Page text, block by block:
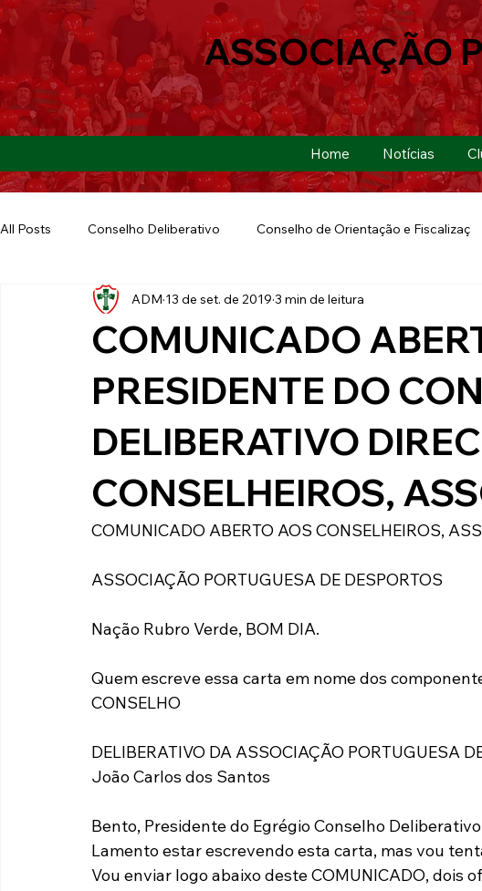
Home Notícias
ASSOCIAÇÃO
All Posts Conselho Deliberativo Conselho de Orientação e Fiscalizaç
Ação Social Futebol Americano Copa São Paulo
Futebol de Base Futebol de Quintal Lusa Run
Paulista A2 2019 Portuguesas pelo Brasil Ouvidoria
COMUNICADO
PRESIDENTE DO
DELIBERATIVO
CONSELHEIROS,
ADM 13 de set. de 2019 3 min de leitura
COMUNICADO ABERTO AOS CONSELHEIROS,
ASSOCIAÇÃO PORTUGUESA DE DESPORTOS
Nação Rubro Verde, BOM DIA.
Quem escreve essa carta em nome dos
CONSELHO
DELIBERATIVO DA ASSOCIAÇÃO PORTUGUESA
João Carlos dos Santos
Bento, Presidente do Egrégio Conselho
Lamento estar escrevendo esta carta, mas vou
Vou enviar logo abaixo deste COMUNICADO, dois